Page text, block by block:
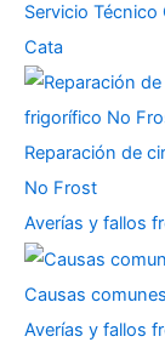
Servicio Técnico
Cata
Reparación de
No Frost
Averías y fallos
Causas
Averías y fallos